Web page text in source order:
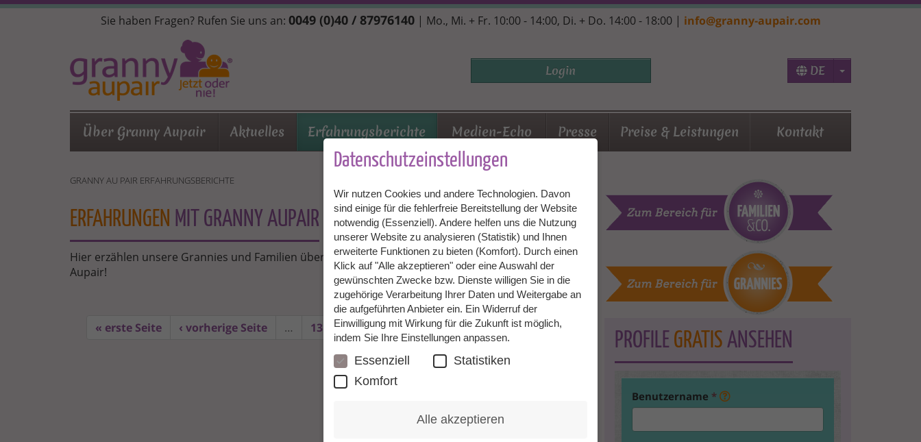
Direkt
Sie haben Fragen? Rufen Sie uns an: 0049 (0)40 / 87976140| Mo., Mi. + Fr. 10:00 - 14:00, Di. + Do. 14:00 - 18:00 | info@granny-aupair.com
Login DE Toggle
Über Granny Aupair Aktuelles Erfahrungsberichte Medien-Echo Presse Preise & Leistungen Kontakt
GRANNY AU PAIR ERFAHRUNGSBERICHTE
ERFAHRUNGEN MIT GRANNY AUPAIR
Hier erzählen unsere Grannies und Familien über ihre ganz persönlichen Erfahrungen mit Granny
Aupair!
« erste Seite ‹ vorherige Seite … 13 14 15 16 17 18 19 20 21
PROFILE GRATIS ANSEHEN
Benutzername *
Datenschutzeinstellungen
Wir nutzen Cookies und andere Technologien. Davon
sind einige für die fehlerfreie Bereitstellung der Website
notwendig (Essenziell). Andere helfen uns die Nutzung
unserer Website zu analysieren (Statistik) und Ihnen
erweiterte Funktionen zu bieten (Komfort). Durch einen
Klick auf "Alle akzeptieren" oder eine Auswahl der
gewünschten Zwecke bzw. Dienste willigen Sie in die
zugehörige Verarbeitung Ihrer Daten und Weitergabe an
die aufgeführten Anbieter ein. Ein Widerruf der
Einwilligung mit Wirkung für die Zukunft ist möglich,
indem Sie Ihre Einstellungen anpassen.
Essenziell
Statistiken
Komfort
Alle akzeptieren